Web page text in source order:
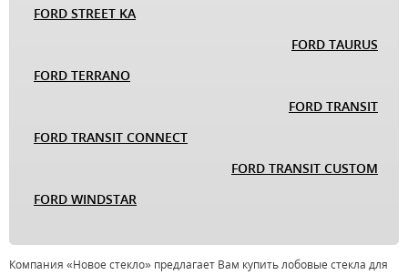
FORD STREET KA
FORD TAURUS
FORD TERRANO
FORD TRANSIT
FORD TRANSIT CONNECT
FORD TRANSIT CUSTOM
FORD WINDSTAR
Компания «Новое стекло» предлагает Вам купить лобовые стекла для